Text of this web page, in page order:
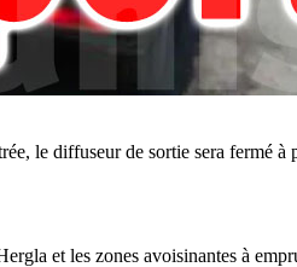
le diffuseur de sortie sera fermé à
et les zones avoisinantes à